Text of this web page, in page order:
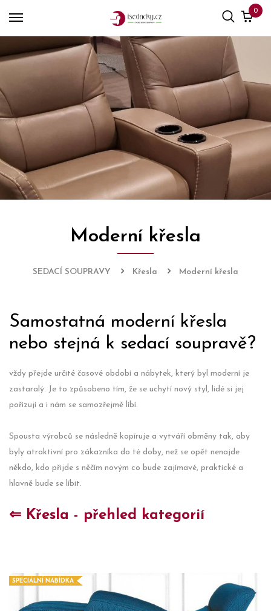
0
Moderní křesla
SEDACÍ SOUPRAVY Křesla Moderní křesla
Samostatná moderní křesla
nebo stejná k sedací soupravě?
vždy přejde určité časové období a nábytek, který byl moderní je
zastaralý. Je to způsobeno tím, že se uchytí nový styl, lidé si jej
pořizují a i nám se samozřejmě líbí.
Spousta výrobců se následně kopíruje a vytváří obměny tak, aby
byly atraktivní pro zákazníka do té doby, než se opět nenajde
někdo, kdo přijde s něčím novým co bude zajímavé, praktické a
hlavně bude se líbit.
⇐ Křesla - přehled kategorií
SPECIÁLNÍ NABÍDKA